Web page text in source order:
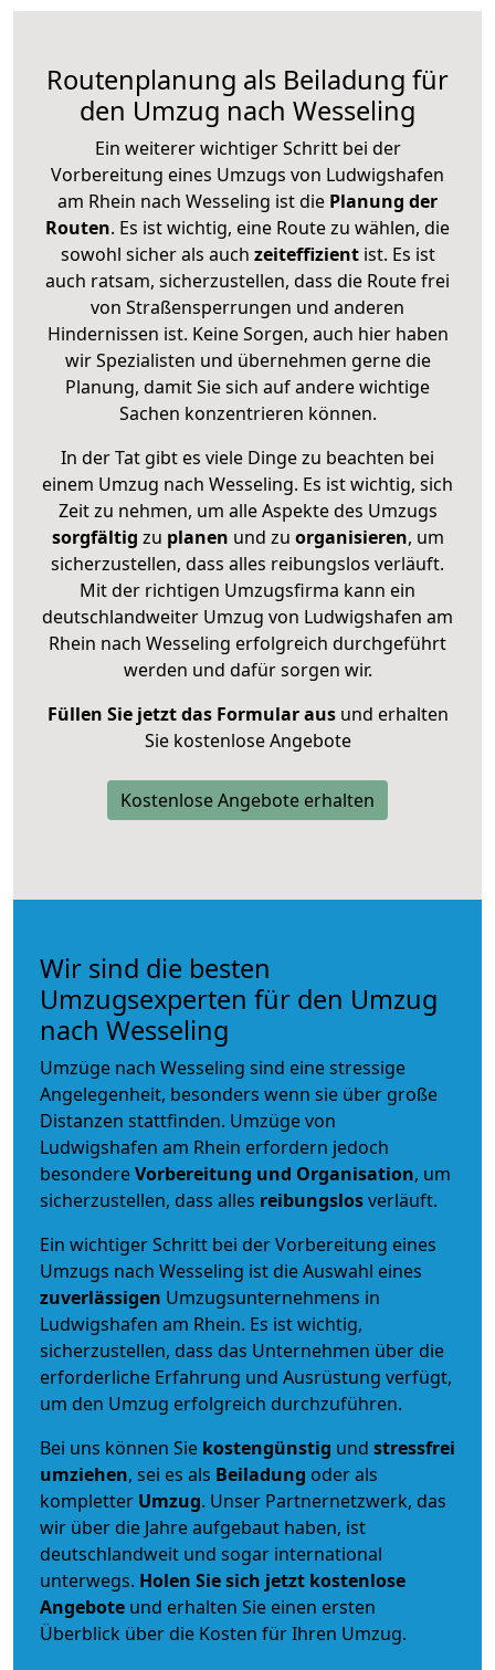
Routenplanung als Beiladung für
den Umzug nach Wesseling
Ein weiterer wichtiger Schritt bei der
Vorbereitung eines Umzugs von Ludwigshafen
am Rhein nach Wesseling ist die Planung der
Routen. Es ist wichtig, eine Route zu wählen, die
sowohl sicher als auch zeiteffizientist. Es ist
auch ratsam, sicherzustellen, dass die Route frei
von Straßensperrungen und anderen
Hindernissen ist. Keine Sorgen, auch hier haben
wir Spezialisten und übernehmen gerne die
Planung, damit Sie sich auf andere wichtige
Sachen konzentrieren können.
In der Tat gibt es viele Dinge zu beachten bei
einem Umzug nach Wesseling. Es ist wichtig, sich
Zeit zu nehmen, um alle Aspekte des Umzugs
sorgfältig zu planen und zu organisieren, um
sicherzustellen, dass alles reibungslos verläuft.
Mit der richtigen Umzugsfirma kann ein
deutschlandweiter Umzug von Ludwigshafen am
Rhein nach Wesseling erfolgreich durchgeführt
werden und dafür sorgen wir.
Füllen Sie jetzt das Formular ausund erhalten
Sie kostenlose Angebote
Kostenlose Angebote erhalten
Wir sind die besten
Umzugsexperten für den Umzug
nach Wesseling
Umzüge nach Wesseling sind eine stressige
Angelegenheit, besonders wenn sie über große
Distanzen stattfinden. Umzüge von
Ludwigshafen am Rhein erfordern jedoch
besondereVorbereitung und Organisation, um
sicherzustellen, dass alles reibungslosverläuft.
Ein wichtiger Schritt bei der Vorbereitung eines
Umzugs nach Wesseling ist die Auswahl eines
zuverlässigen Umzugsunternehmens in
Ludwigshafen am Rhein. Es ist wichtig,
sicherzustellen, dass das Unternehmen über die
erforderliche Erfahrung und Ausrüstung verfügt,
um den Umzug erfolgreich durchzuführen.
Bei uns können Sie kostengünstig und stressfrei
umziehen, sei es als Beiladung oder als
kompletter Umzug. Unser Partnernetzwerk, das
wir über die Jahre aufgebaut haben, ist
deutschlandweit und sogar international
unterwegs. Holen Sie sich jetzt kostenlose
Angebote und erhalten Sie einen ersten
Überblick über die Kosten für Ihren Umzug.